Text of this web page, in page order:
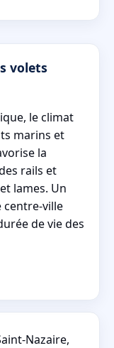
volets
le climat
marins et
la
rails et
lames. Un
centre-ville
de vie des
Nazaire,